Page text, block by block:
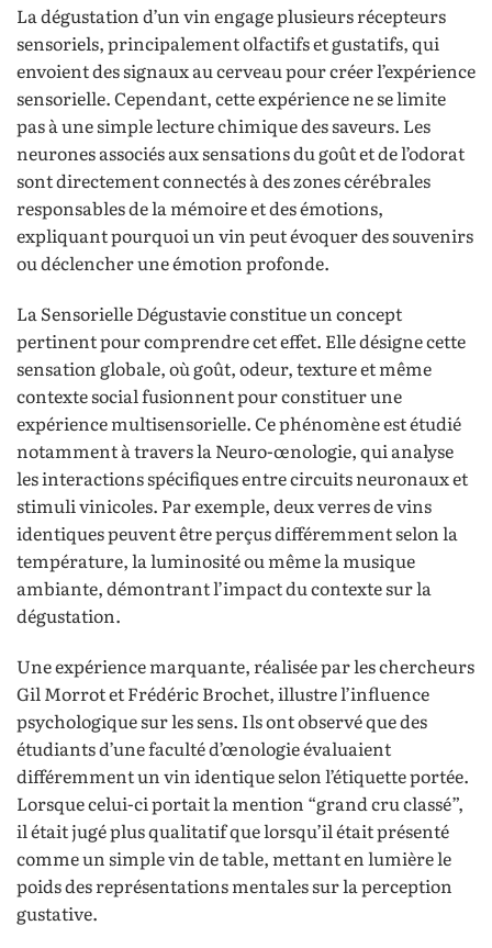
La dégustation d’un vin engage plusieurs récepteurs
sensoriels, principalement olfactifs et gustatifs, qui
envoient des signaux au cerveau pour créer l’expérience
sensorielle. Cependant, cette expérience ne se limite
pas à une simple lecture chimique des saveurs. Les
neurones associés aux sensations du goût et de l’odorat
sont directement connectés à des zones cérébrales
responsables de la mémoire et des émotions,
expliquant pourquoi un vin peut évoquer des souvenirs
ou déclencher une émotion profonde.
La Sensorielle Dégustavie constitue un concept
pertinent pour comprendre cet effet. Elle désigne cette
sensation globale, où goût, odeur, texture et même
contexte social fusionnent pour constituer une
expérience multisensorielle. Ce phénomène est étudié
notamment à travers la Neuro-œnologie, qui analyse
les interactions spécifiques entre circuits neuronaux et
stimuli vinicoles. Par exemple, deux verres de vins
identiques peuvent être perçus différemment selon la
température, la luminosité ou même la musique
ambiante, démontrant l’impact du contexte sur la
dégustation.
Une expérience marquante, réalisée par les chercheurs
Gil Morrot et Frédéric Brochet, illustre l’influence
psychologique sur les sens. Ils ont observé que des
étudiants d’une faculté d’œnologie évaluaient
différemment un vin identique selon l’étiquette portée.
Lorsque celui-ci portait la mention “grand cru classé”,
il était jugé plus qualitatif que lorsqu’il était présenté
comme un simple vin de table, mettant en lumière le
poids des représentations mentales sur la perception
gustative.